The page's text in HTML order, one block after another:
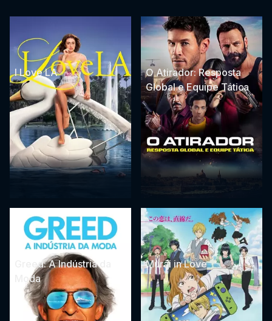
I Love LA
O Atirador: Resposta
Global e Equipe Tática
Greed: A Indústria da
Moda
Murai in Love